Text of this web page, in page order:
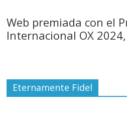
Web premiada con el
Internacional OX
Eternamente Fidel